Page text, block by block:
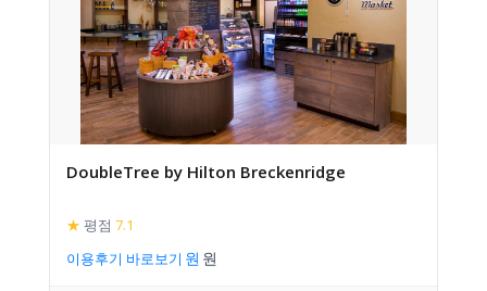
DoubleTree by Hilton Breckenridge
★ 평점 7.1
이용후기 바로보기